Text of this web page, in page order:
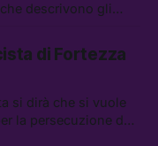
descrivono gli
dei carburanti
sono stati arrestati
di Fortezza
si dirà che si vuole
la persecuzione dei